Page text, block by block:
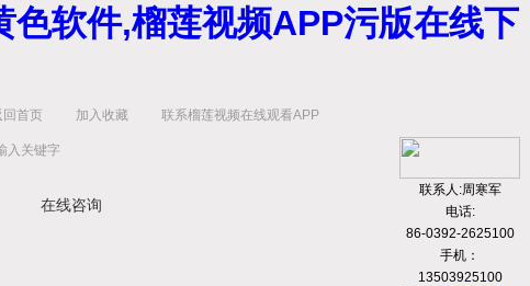
色软件,榴莲视频APP污版在线下
回首页 加入收藏 联系榴莲视频在线观看APP
在线咨询
联系人:周寒军
电话:
86-0392-2625100
手机：
13503925100